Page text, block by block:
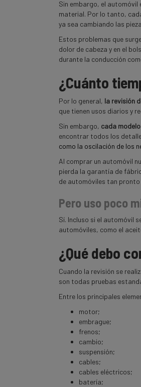
Sin embargo, el automóvil
material. Por lo tanto,
ya sea cambiando las
Estos problemas que
dolor de cabeza y en el
durante la conducción
¿Cuánto
Por lo general, la revisión
que tienen usos diarios y
Sin embargo, cada
encontrar todos los
como la oscilación de los
Al comprar un automóvil
pierda la garantía de
de automóviles tan pronto
Pero uso poco
Sí. Incluso si el automóvil
automóviles, como el
¿Qué debo
Cuando la revisión se
son todas pruebas
Entre los principales
motor;
embrague;
frenos;
cambio;
suspensión;
cables;
cables eléctricos;
batería;